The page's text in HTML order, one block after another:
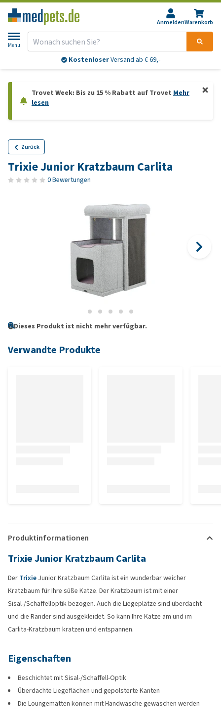
AnmeldenWarenkorb
Menu
KostenloserVersand ab € 69,-
Trovet Week: Bis zu 15 % Rabatt auf Trovet Mehr
lesen
Zurück
Trixie Junior Kratzbaum Carlita
0 Bewertungen
Dieses Produkt ist nicht mehr verfügbar.
Verwandte Produkte
Produktinformationen
Trixie Junior Kratzbaum Carlita
Der Trixie Junior Kratzbaum Carlita ist ein wunderbar weicher
Kratzbaum für Ihre süße Katze. Der Kratzbaum ist mit einer
Sisal-/Schaffelloptik bezogen. Auch die Liegeplätze sind überdacht
und die Ränder sind ausgekleidet. So kann Ihre Katze am und im
Carlita-Kratzbaum kratzen und entspannen.
Eigenschaften
Beschichtet mit Sisal-/Schaffell-Optik
Überdachte Liegeflächen und gepolsterte Kanten
Die Loungematten können mit Handwäsche gewaschen werden